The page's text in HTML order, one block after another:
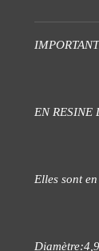
EN RESINE
Elles sont